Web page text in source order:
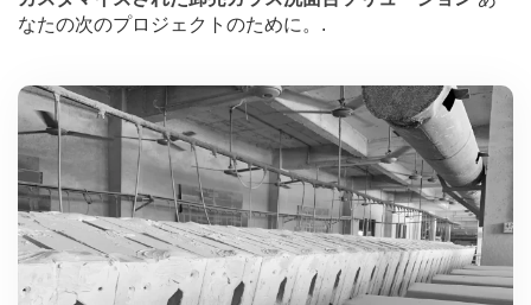
なたの次のプロジェクトのために。.